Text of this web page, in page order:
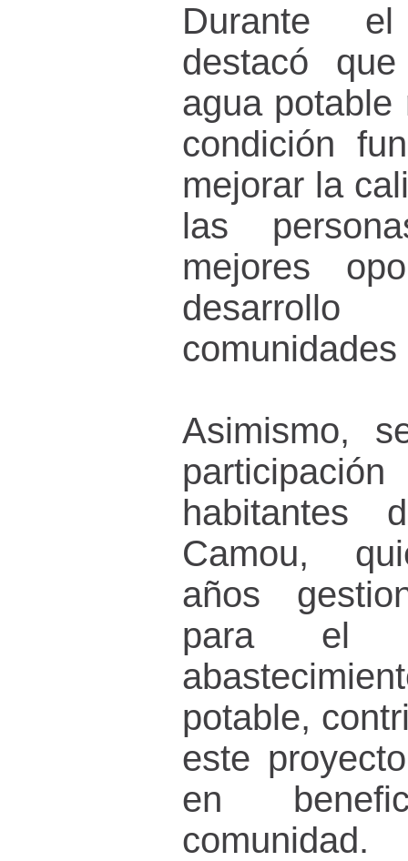
Durante
destacó
agua potable
condición
mejorar la
las
mejores
comunidades
Asimismo,
habitantes
Camou,
años
para el
potable,
este
en
comunidad.